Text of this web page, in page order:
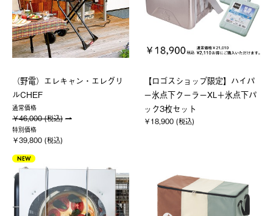
（野電）エレキャン・エレグリ
ルCHEF
通常価格
￥46,000 (税込)
特別価格
￥39,800 (税込)
【ロゴスショップ限定】ハイパ
ー氷点下クーラーXL＋氷点下パ
ック3枚セット
￥18,900 (税込)
NEW